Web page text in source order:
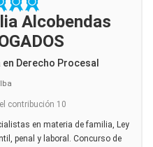
Alcobendas
Derecho Procesal
contribución 10
en materia de familia, Ley
penal y laboral. Concurso de